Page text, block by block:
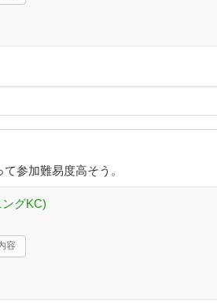
参加難易度高そう。
グKC)
容